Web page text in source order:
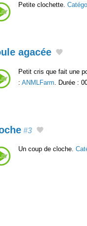
Petite clochette.
agacée
Petit cris que fait une
: ANMLFarm . Durée :
#3
Un coup de cloche.